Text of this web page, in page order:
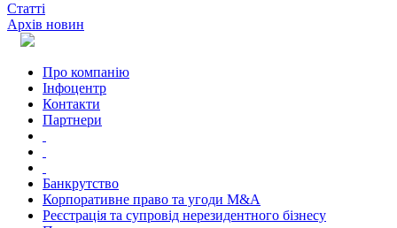
Статті
Архів новин
Про компанію
Інфоцентр
Контакти
Партнери
Банкрутство
Корпоративне право та угоди M&A
Реєстрація та супровід нерезидентного бізнесу